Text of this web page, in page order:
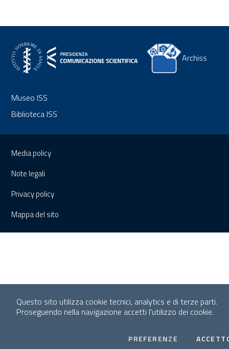
Archiss
Museo ISS
Biblioteca ISS
Media policy
Note legali
Privacy policy
Mappa del sito
Questo sito utilizza cookie tecnici, analytics e di terze parti.
Proseguendo nella navigazione accetti l'utilizzo dei cookie.
PREFERENZE COOKIES